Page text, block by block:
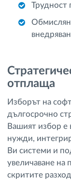
Трудност
отплаща
Изборът на
дългосрочно
Вашият избор е
нужди,
Ви системи и
увеличаване на
скритите